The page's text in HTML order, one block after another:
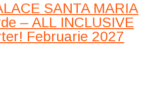
SANTA MARIA
– ALL INCLUSIVE
Februarie 2027